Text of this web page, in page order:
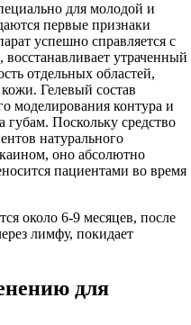
для молодой и
первые признаки
успешно справляется с
утраченный
отдельных областей,
Гелевый состав
моделирования контура и
губам. Поскольку средство
натурального
оно абсолютно
пациентами во время
около 6-9 месяцев, после
лимфу, покидает
для